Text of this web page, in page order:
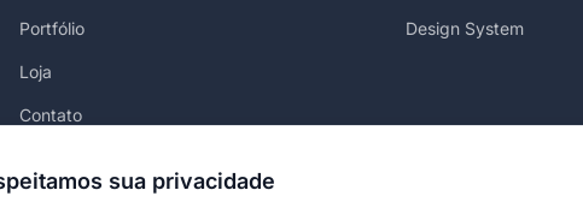
Portfólio
Loja
Contato
Design System
sua privacidade